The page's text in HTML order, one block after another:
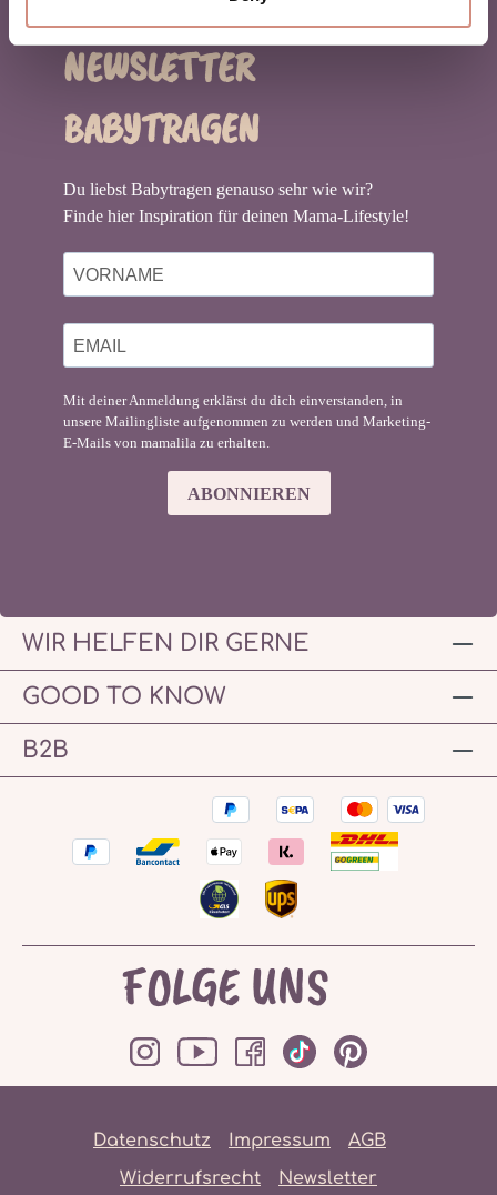
NEWSLETTER
BABYTRAGEN
Du liebst Babytragen genauso sehr wie wir?
Finde hier Inspiration für deinen Mama-Lifestyle!
Mit deiner Anmeldung erklärst du dich einverstanden, in
unsere Mailingliste aufgenommen zu werden und Marketing-
E-Mails von mamalila zu erhalten.
ABONNIEREN
WIR HELFEN DIR GERNE
GOOD TO KNOW
B2B
FOLGE UNS
Datenschutz Impressum
AGB
Widerrufsrecht
Newsletter